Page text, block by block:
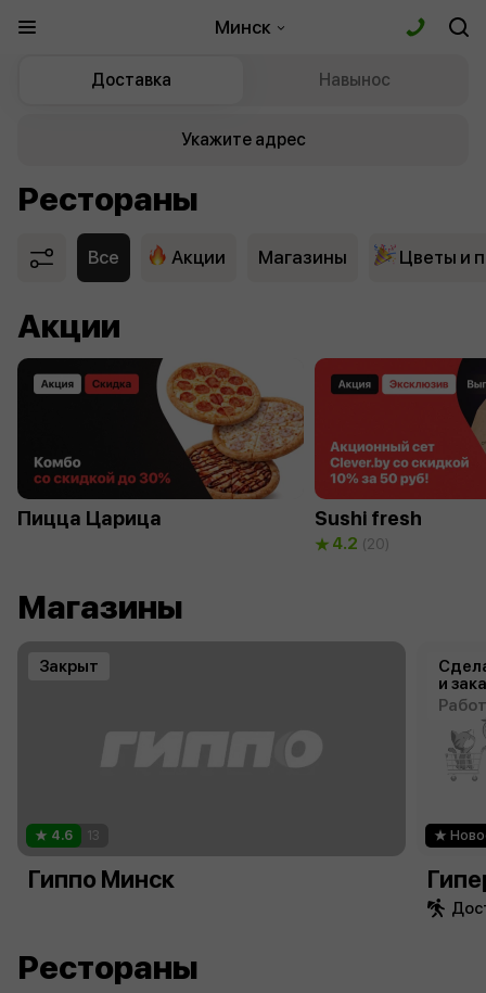
Минск
Доставка Навынос
Укажите адрес
Рестораны
Все Акции Магазины Цветы и
Акции
Пицца Царица Sushi fresh
4.2 (20)
Магазины
Закрыт
4.6 13
Гиппо Минск
и
Рестораны